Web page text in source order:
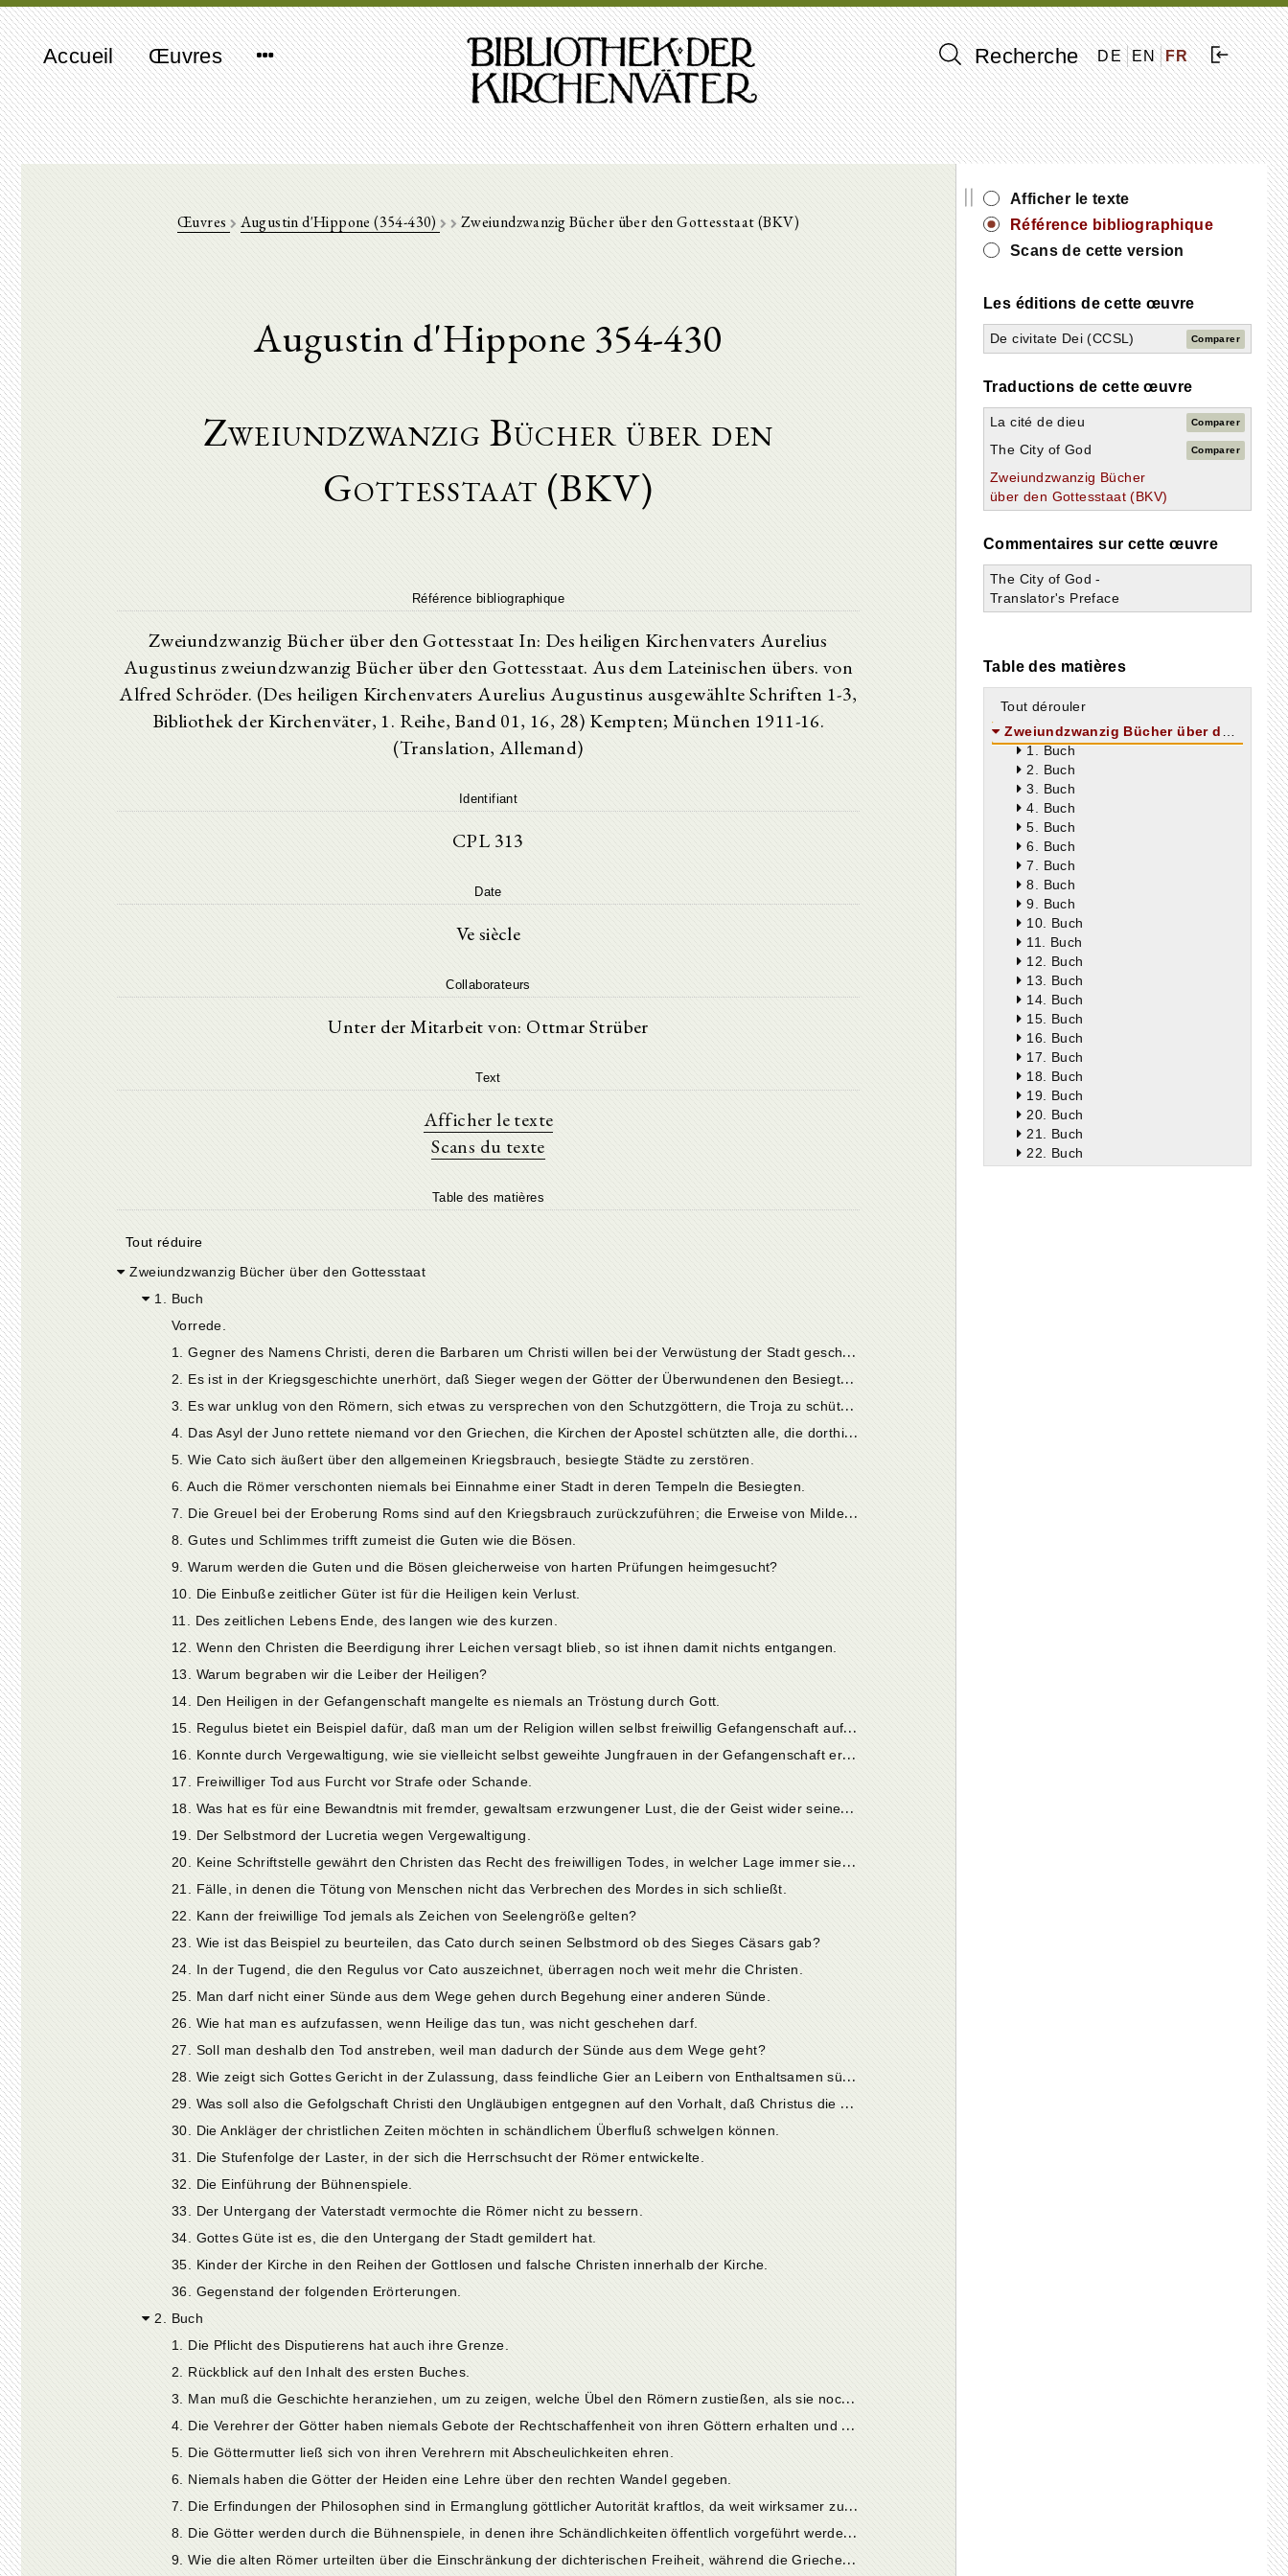
Accueil Œuvres Recherche DE EN FR
Œuvres Augustin d'Hippone (354-430) Zweiundzwanzig Bücher über den Gottesstaat (BKV)
Augustin d'Hippone 354-430
Zweiundzwanzig Bücher über den
Gottesstaat (BKV)
Référence bibliographique
Zweiundzwanzig Bücher über den Gottesstaat In: Des heiligen Kirchenvaters Aurelius
Augustinus zweiundzwanzig Bücher über den Gottesstaat. Aus dem Lateinischen übers. von
Alfred Schröder. (Des heiligen Kirchenvaters Aurelius Augustinus ausgewählte Schriften 1-3,
Bibliothek der Kirchenväter, 1. Reihe, Band 01, 16, 28) Kempten; München 1911-16.
(Translation, Allemand)
Identifiant
CPL 313
Date
Ve siècle
Collaborateurs
Unter der Mitarbeit von: Ottmar Strüber
Text
Afficher le texte
Scans du texte
Table des matières
Tout réduire
Zweiundzwanzig Bücher über den Gottesstaat
1. Buch
Vorrede.
1
. Gegner des Namens Christi, deren die Barbaren um Christi willen bei der Verwüstung der Stadt geschont haben.
2
. Es ist in der Kriegsgeschichte unerhört, daß Sieger wegen der Götter der Überwundenen den Besiegten Schonung gewährt hätten.
3
. Es war unklug von den Römern, sich etwas zu versprechen von den Schutzgöttern, die Troja zu schützen nicht imstande waren.
4
. Das Asyl der Juno rettete niemand vor den Griechen, die Kirchen der Apostel schützten alle, die dorthin flüchteten, vor den Barbaren.
5. Wie Cato sich äußert über den allgemeinen Kriegsbrauch, besiegte Städte zu zerstören.
6. Auch die Römer verschonten niemals bei Einnahme einer Stadt in deren Tempeln die Besiegten.
7
. Die Greuel bei der Eroberung Roms sind auf den Kriegsbrauch zurückzuführen; die Erweise von Milde dagegen flossen aus der Kraft des Namens Christi.
8. Gutes und Schlimmes trifft zumeist die Guten wie die Bösen.
9. Warum werden die Guten und die Bösen gleicherweise von harten Prüfungen heimgesucht?
10. Die Einbuße zeitlicher Güter ist für die Heiligen kein Verlust.
11. Des zeitlichen Lebens Ende, des langen wie des kurzen.
12. Wenn den Christen die Beerdigung ihrer Leichen versagt blieb, so ist ihnen damit nichts entgangen.
13. Warum begraben wir die Leiber der Heiligen?
14. Den Heiligen in der Gefangenschaft mangelte es niemals an Tröstung durch Gott.
1
5. Regulus bietet ein Beispiel dafür, daß man um der Religion willen selbst freiwillig Gefangenschaft auf sich nehmen soll, was jedoch diesem Verehrer der Götter nicht zu nützen vermochte.
1
6. Konnte durch Vergewaltigung, wie sie vielleicht selbst geweihte Jungfrauen in der Gefangenschaft erduldeten, die seelische Tugend ohne Zustimmung des Willens befleckt werden?
17. Freiwilliger Tod aus Furcht vor Strafe oder Schande.
1
8. Was hat es für eine Bewandtnis mit fremder, gewaltsam erzwungener Lust, die der Geist wider seinen Willen an dem vergewaltigten Leibe erduldet?
19. Der Selbstmord der Lucretia wegen Vergewaltigung.
2
0. Keine Schriftstelle gewährt den Christen das Recht des freiwilligen Todes, in welcher Lage immer sie sich finden.
21. Fälle, in denen die Tötung von Menschen nicht das Verbrechen des Mordes in sich schließt.
22. Kann der freiwillige Tod jemals als Zeichen von Seelengröße gelten?
23. Wie ist das Beispiel zu beurteilen, das Cato durch seinen Selbstmord ob des Sieges Cäsars gab?
24. In der Tugend, die den Regulus vor Cato auszeichnet, überragen noch weit mehr die Christen.
25. Man darf nicht einer Sünde aus dem Wege gehen durch Begehung einer anderen Sünde.
26. Wie hat man es aufzufassen, wenn Heilige das tun, was nicht geschehen darf.
27. Soll man deshalb den Tod anstreben, weil man dadurch der Sünde aus dem Wege geht?
2
8. Wie zeigt sich Gottes Gericht in der Zulassung, dass feindliche Gier an Leibern von Enthaltsamen sündigen durfte?
2
9. Was soll also die Gefolgschaft Christi den Ungläubigen entgegnen auf den Vorhalt, daß Christus die Seinen vor der Wut der Feinde nicht geschützt habe?
30. Die Ankläger der christlichen Zeiten möchten in schändlichem Überfluß schwelgen können.
31. Die Stufenfolge der Laster, in der sich die Herrschsucht der Römer entwickelte.
32. Die Einführung der Bühnenspiele.
33. Der Untergang der Vaterstadt vermochte die Römer nicht zu bessern.
34. Gottes Güte ist es, die den Untergang der Stadt gemildert hat.
35. Kinder der Kirche in den Reihen der Gottlosen und falsche Christen innerhalb der Kirche.
36. Gegenstand der folgenden Erörterungen.
2. Buch
1. Die Pflicht des Disputierens hat auch ihre Grenze.
2. Rückblick auf den Inhalt des ersten Buches.
3
. Man muß die Geschichte heranziehen, um zu zeigen, welche Übel den Römern zustießen, als sie noch ihre Götter verehrten und bevor sich die christliche Religion ausbreitete.
4
. Die Verehrer der Götter haben niemals Gebote der Rechtschaffenheit von ihren Göttern erhalten und haben bei deren Kult alle Schändlichkeiten begangen.
5. Die Göttermutter ließ sich von ihren Verehrern mit Abscheulichkeiten ehren.
6. Niemals haben die Götter der Heiden eine Lehre über den rechten Wandel gegeben.
7
. Die Erfindungen der Philosophen sind in Ermanglung göttlicher Autorität kraftlos, da weit wirksamer zur Nachfolge reizt, was Götter tun, als was Menschen sagen.
8
. Die Götter werden durch die Bühnenspiele, in denen ihre Schändlichkeiten öffentlich vorgeführt werden, nicht beleidigt, sondern versöhnt.
9
. Wie die alten Römer urteilten über die Einschränkung der dichterischen Freiheit, während die Griechen ihr, hierin dem Urteil der Götter beistimmend, keine Zügel angelegt wissen wollten.
||
Afficher le texte
Référence bibliographique
Scans de cette version
Les éditions de cette œuvre
De civitate Dei (CCSL) Comparer
Traductions de cette œuvre
La cité de dieu Comparer
The City of God Comparer
Zweiundzwanzig Bücher
über den Gottesstaat (BKV)
Commentaires sur cette œuvre
The City of God -
Translator's Preface
Table des matières
Tout dérouler
Zweiundzwanzig Bücher über den Gottesstaat
1. Buch
2. Buch
3. Buch
4. Buch
5. Buch
6. Buch
7. Buch
8. Buch
9. Buch
10. Buch
11. Buch
12. Buch
13. Buch
14. Buch
15. Buch
16. Buch
17. Buch
18. Buch
19. Buch
20. Buch
21. Buch
22. Buch